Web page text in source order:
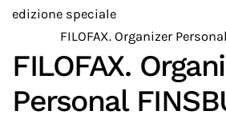
edizione speciale
FILOFAX. Organizer
FILOFAX.
Personal